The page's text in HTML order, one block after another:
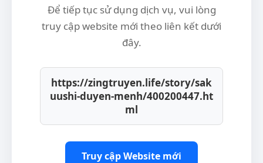
Để tiếp tục sử dụng dịch vụ, vui lòng
truy cập website mới theo liên kết dưới
đây.
https://zingtruyen.life/story/sak
uushi-duyen-menh/400200447.ht
ml
Truy cập Website mới